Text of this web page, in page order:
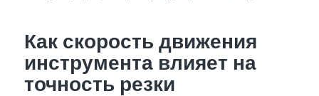
Как скорость движения
инструмента влияет на
точность резки